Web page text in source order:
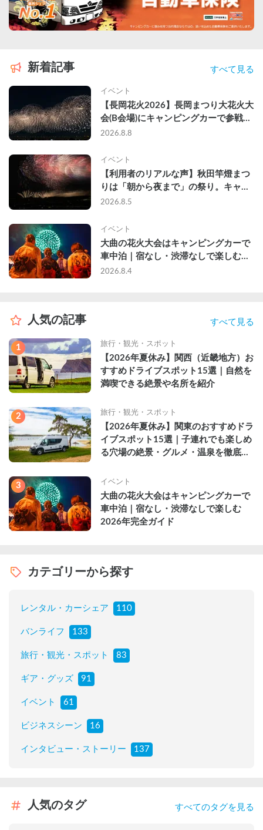
新着記事 すべて見る
イベント
【長岡花火2026】長岡まつり大花火大
会(B会場)にキャンピングカーで参戦し
て、長岡駅前で車中泊してきた
2026.8.8
イベント
【利用者のリアルな声】秋田竿燈まつ
りは「朝から夜まで」の祭り。キャン
ピングカーで行った2組の記録
2026.8.5
イベント
大曲の花火大会はキャンピングカーで
車中泊｜宿なし・渋滞なしで楽しむ
2026年完全ガイド
2026.8.4
人気の記事 すべて見る
1 旅行・観光・スポット
【2026年夏休み】関西（近畿地方）お
すすめドライブスポット15選｜自然を
満喫できる絶景や名所を紹介
2 旅行・観光・スポット
【2026年夏休み】関東のおすすめドラ
イブスポット15選｜子連れでも楽しめ
る穴場の絶景・グルメ・温泉を徹底解
3 イベント
大曲の花火大会はキャンピングカーで
車中泊｜宿なし・渋滞なしで楽しむ
2026年完全ガイド
カテゴリーから探す
レンタル・カーシェア 110
バンライフ 133
旅行・観光・スポット 83
ギア・グッズ 91
イベント 61
ビジネスシーン 16
インタビュー・ストーリー 137
人気のタグ すべてのタグを見る